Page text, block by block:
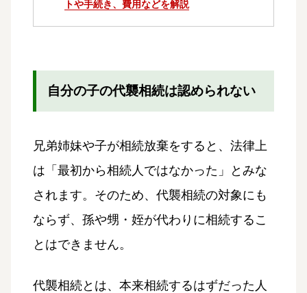
トや手続き、費用などを解説
自分の子の代襲相続は認められない
兄弟姉妹や子が相続放棄をすると、法律上
は「最初から相続人ではなかった」とみな
されます。そのため、代襲相続の対象にも
ならず、孫や甥・姪が代わりに相続するこ
とはできません。
代襲相続とは、本来相続するはずだった人